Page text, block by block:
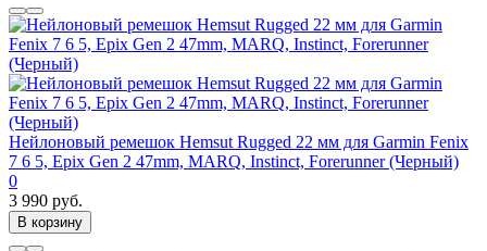
Нейлоновый ремешок Hemsut Rugged 22 мм для Garmin Fenix
7 6 5, Epix Gen 2 47mm, MARQ, Instinct, Forerunner (Черный)
0
3 990 руб.
В корзину